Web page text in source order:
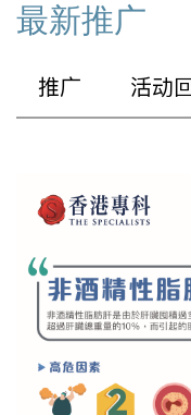
最新推广
推广 活动